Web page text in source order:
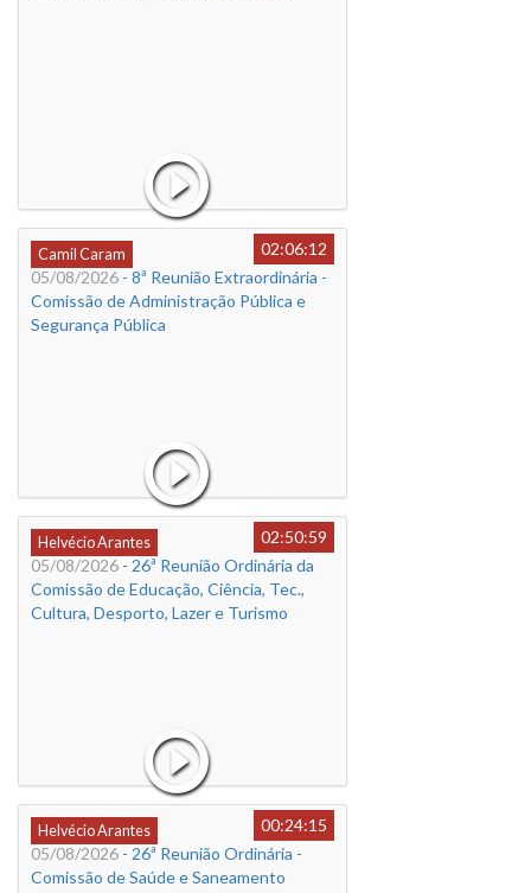
Camil Caram
02:06:12
05/08/2026 - 8ª Reunião Extraordinária -
Comissão de Administração Pública e
Segurança Pública
Helvécio Arantes
02:50:59
05/08/2026 - 26ª Reunião Ordinária da
Comissão de Educação, Ciência, Tec.,
Cultura, Desporto, Lazer e Turismo
Helvécio Arantes
00:24:15
05/08/2026 - 26ª Reunião Ordinária -
Comissão de Saúde e Saneamento